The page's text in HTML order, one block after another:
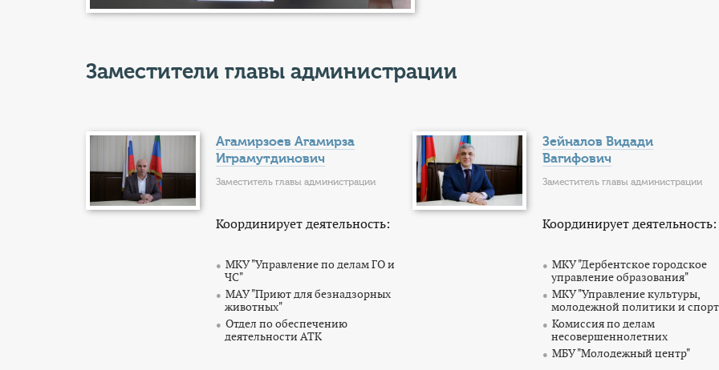
Заместители главы администрации
Агамирзоев Агамирза
Играмутдинович
Заместитель главы администрации
Координирует деятельность:
МКУ "Управление по делам ГО и
ЧС"
МАУ "Приют для безнадзорных
животных"
Отдел по обеспечению
деятельности АТК
Зейналов Видади
Вагифович
Заместитель главы администрации
Координирует деятельность:
МКУ "Дербентское городское
управление образования"
МКУ "Управление культуры,
молодежной политики и
Комиссия по делам
несовершеннолетних
МБУ "Молодежный центр"